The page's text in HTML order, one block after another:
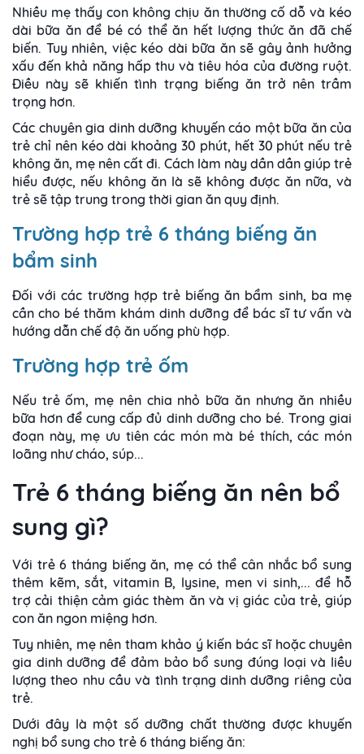
Nhiều mẹ thấy con không chịu ăn thường cố dỗ và kéo
dài bữa ăn để bé có thể ăn hết lượng thức ăn đã chế
biến. Tuy nhiên, việc kéo dài bữa ăn sẽ gây ảnh hưởng
xấu đến khả năng hấp thu và tiêu hóa của đường ruột.
Điều này sẽ khiến tình trạng biếng ăn trở nên trầm
trọng hơn.
Các chuyên gia dinh dưỡng khuyến cáo một bữa ăn của
trẻ chỉ nên kéo dài khoảng 30 phút, hết 30 phút nếu trẻ
không ăn, mẹ nên cất đi. Cách làm này dần dần giúp trẻ
hiểu được, nếu không ăn là sẽ không được ăn nữa, và
trẻ sẽ tập trung trong thời gian ăn quy định.
Trường hợp trẻ 6 tháng biếng ăn
bẩm sinh
Đối với các trường hợp trẻ biếng ăn bẩm sinh, ba mẹ
cần cho bé thăm khám dinh dưỡng để bác sĩ tư vấn và
hướng dẫn chế độ ăn uống phù hợp.
Trường hợp trẻ ốm
Nếu trẻ ốm, mẹ nên chia nhỏ bữa ăn nhưng ăn nhiều
bữa hơn để cung cấp đủ dinh dưỡng cho bé. Trong giai
đoạn này, mẹ ưu tiên các món mà bé thích, các món
loãng như cháo, súp...
Trẻ 6 tháng biếng ăn nên bổ
sung gì?
Với trẻ 6 tháng biếng ăn, mẹ có thể cân nhắc bổ sung
thêm kẽm, sắt, vitamin B, lysine, men vi sinh,... để hỗ
trợ cải thiện cảm giác thèm ăn và vị giác của trẻ, giúp
con ăn ngon miệng hơn.
Tuy nhiên, mẹ nên tham khảo ý kiến bác sĩ hoặc chuyên
gia dinh dưỡng để đảm bảo bổ sung đúng loại và liều
lượng theo nhu cầu và tình trạng dinh dưỡng riêng của
trẻ.
Dưới đây là một số dưỡng chất thường được khuyến
nghị bổ sung cho trẻ 6 tháng biếng ăn: